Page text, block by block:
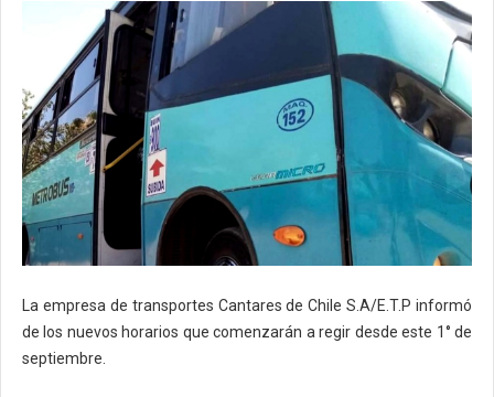
La empresa de transportes Cantares de Chile S.A/E.T.P informó
de los nuevos horarios que comenzarán a regir desde este 1° de
septiembre.